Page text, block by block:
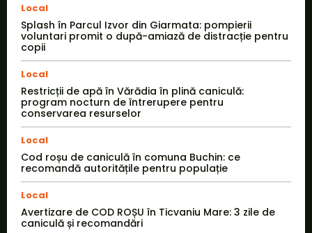
Local
Splash în Parcul Izvor din Giarmata: pompierii
voluntari promit o după-amiază de distracție pentru
copii
Local
Restricții de apă în Vărădia în plină caniculă:
program nocturn de întrerupere pentru
conservarea resurselor
Local
Cod roșu de caniculă în comuna Buchin: ce
recomandă autoritățile pentru populație
Local
Avertizare de COD ROȘU în Ticvaniu Mare: 3 zile de
caniculă și recomandări